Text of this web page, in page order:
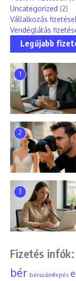
Uncategorized (2)
Vállalkozás
Vendéglátás
Legújabb
1
2
3
Fizetés infók:
bér bérszámfejtés